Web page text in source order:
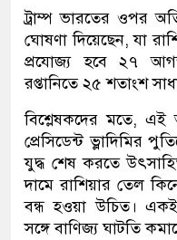
ট্রাম্প ভারতের ওপর
ঘোষণা দিয়েছেন, যা
প্রযোজ্য হবে ২৭
রপ্তানিতে ২৫ শতাংশ
বিশ্লেষকদের মতে, এই
প্রেসিডেন্ট ভ্লাদিমির
যুদ্ধ শেষ করতে
দামে রাশিয়ার তেল কিনে
বন্ধ হওয়া উচিত। একই
সঙ্গে বাণিজ্য ঘাটতি